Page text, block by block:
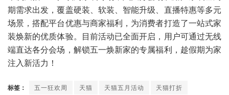
期需求出发，覆盖硬装、软装、智能升级、直播特惠等多元
场景，搭配平台优惠与商家福利，为消费者打造了一站式家
装焕新的优质体验。目前活动已全面开启，用户可通过无线
端直达各分会场，解锁五一焕新家的专属福利，趁假期为家
注入新活力！
标签： 五一狂欢周 天猫 天猫五月活动
天猫打折